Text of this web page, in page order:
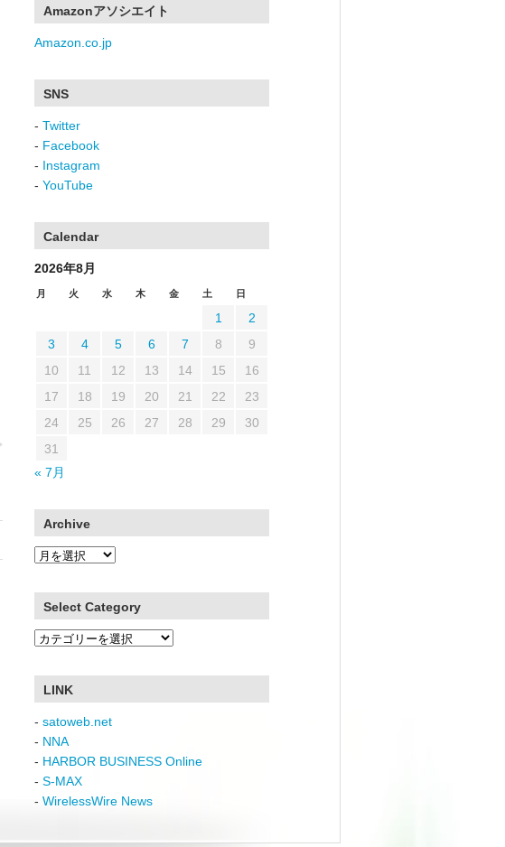
Amazonアソシエイト
Amazon.co.jp
SNS
- Twitter
- Facebook
- Instagram
- YouTube
Calendar
2026年8月
月 火 水 木 金 土 日
1
2
3
4 5 6 7 8
9
10
11 12 13 14 15
16
17
18 19 20 21 22
23
24
25 26 27 28 29
30
31
« 7月
Archive
Archive
Select Category
Select
LINK
- satoweb.net
- NNA
- HARBOR BUSINESS Online
- S-MAX
- WirelessWire News